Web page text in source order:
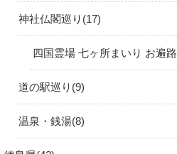
神社仏閣巡り 17
四国霊場 七ヶ所まいり お遍路
道の駅巡り 9
温泉・銭湯 8